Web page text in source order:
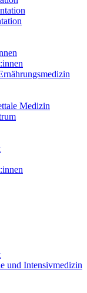
Medizin
und Intensivmedizin